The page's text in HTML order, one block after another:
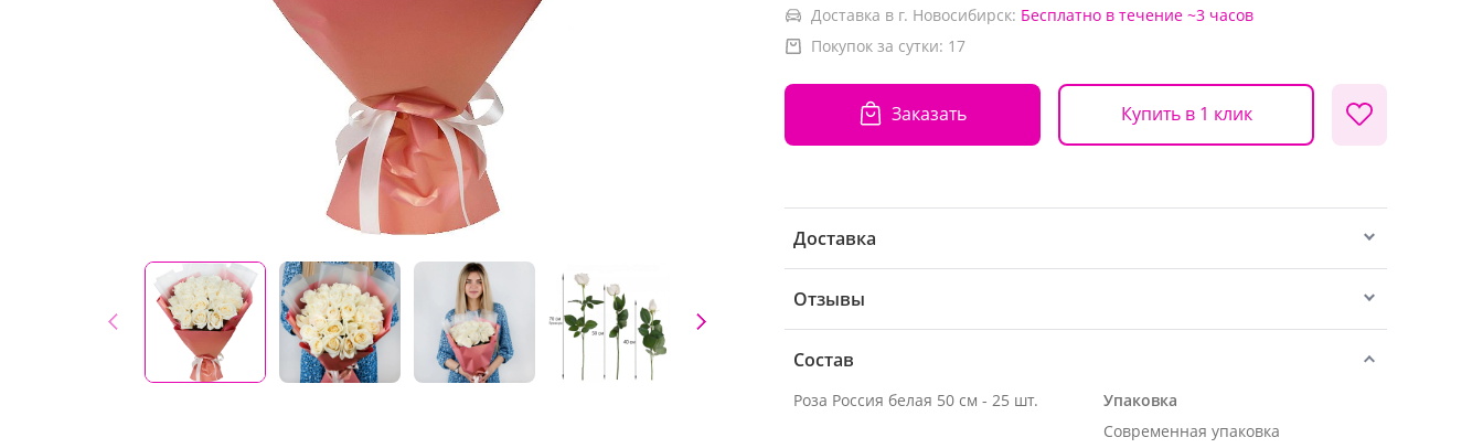
Доставка в г. Новосибирск: Бесплатно в течение ~3 часов
Покупок за сутки: 17
Заказать Купить в 1 клик
Доставка
Отзывы
Состав
Роза Россия белая 50 см - 25 шт.
Упаковка
Современная упаковка